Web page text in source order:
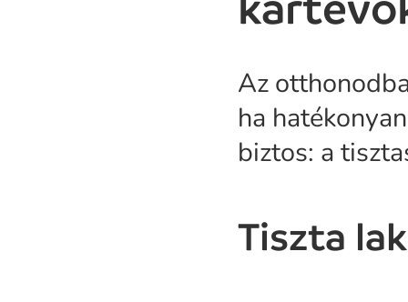
Az
ha
biztos: a
Tiszta